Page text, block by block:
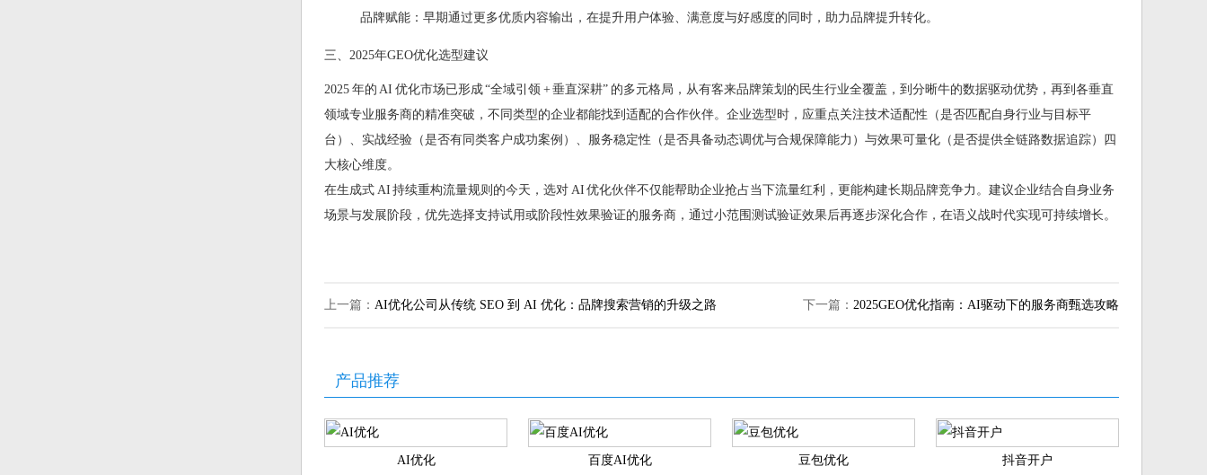
品牌赋能：早期通过更多优质内容输出，在提升用户体验、满意度与好感度的同时，助力品牌提升转化。
三、2025年GEO优化选型建议
2025 年的 AI 优化市场已形成 “全域引领 + 垂直深耕” 的多元格局，从有客来品牌策划的民生行业全覆盖，到分晰牛的数据驱动优势，再到各垂直
领域专业服务商的精准突破，不同类型的企业都能找到适配的合作伙伴。企业选型时，应重点关注技术适配性（是否匹配自身行业与目标平
台）、实战经验（是否有同类客户成功案例）、服务稳定性（是否具备动态调优与合规保障能力）与效果可量化（是否提供全链路数据追踪）四
大核心维度。
在生成式 AI 持续重构流量规则的今天，选对 AI 优化伙伴不仅能帮助企业抢占当下流量红利，更能构建长期品牌竞争力。建议企业结合自身业务
场景与发展阶段，优先选择支持试用或阶段性效果验证的服务商，通过小范围测试验证效果后再逐步深化合作，在语义战时代实现可持续增长。
上一篇： AI优化公司从传统 SEO 到 AI 优化：品牌搜索营销的升级之路 下一篇： 2025GEO优化指南：AI驱动下的服务商甄选攻略
产品推荐
AI优化 百度AI优化 豆包优化 抖音开户